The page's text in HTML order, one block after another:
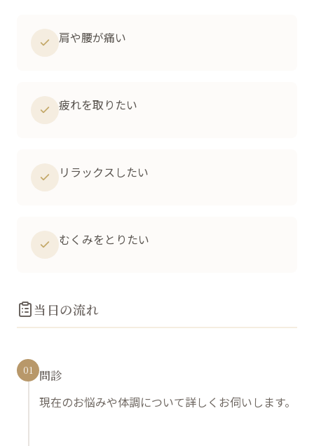
肩や腰が痛い
疲れを取りたい
リラックスしたい
むくみをとりたい
当日の流れ
01 問診
現在のお悩みや体調について詳しくお伺いします。